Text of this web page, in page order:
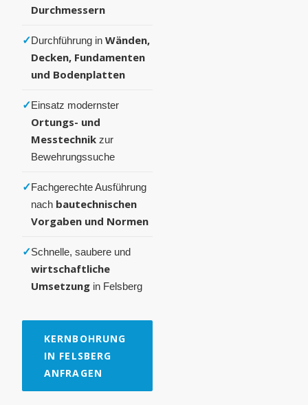
Durchmessern
✓Durchführung in Wänden,
Decken, Fundamenten
und Bodenplatten
✓Einsatz modernster
Ortungs- und
Messtechnik zur
Bewehrungssuche
✓Fachgerechte Ausführung
nach bautechnischen
Vorgaben und Normen
✓Schnelle, saubere und
wirtschaftliche
Umsetzung in Felsberg
KERNBOHRUNG
IN FELSBERG
ANFRAGEN